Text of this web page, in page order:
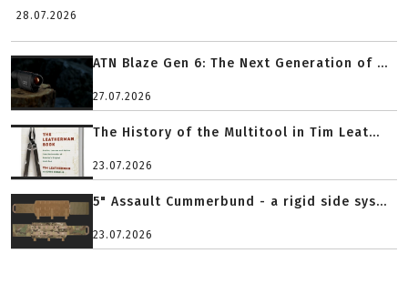
28.07.2026
ATN Blaze Gen 6: The Next Generation of ...
27.07.2026
The History of the Multitool in Tim Leat...
23.07.2026
5" Assault Cummerbund - a rigid side sys...
23.07.2026